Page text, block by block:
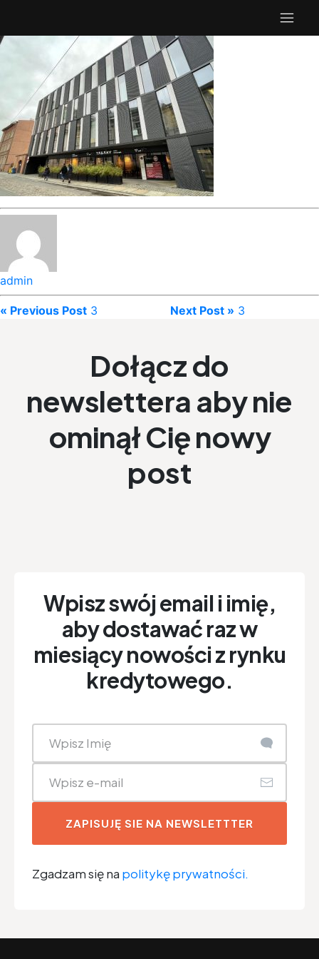
admin
« Previous Post 3 Next Post » 3
Dołącz do
newslettera aby nie
ominął Cię nowy
post
Wpisz swój email i imię,
aby dostawać raz w
miesiący nowości z rynku
kredytowego.
ZAPISUJĘ SIE NA NEWSLETTTER
Zgadzam się na politykę prywatności.